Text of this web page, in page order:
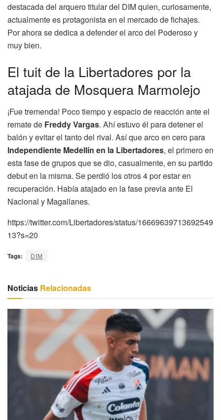
destacada del arquero titular del DIM quien, curiosamente,
actualmente es protagonista en el mercado de fichajes.
Por ahora se dedica a defender el arco del Poderoso y
muy bien.
El tuit de la Libertadores por la
atajada de Mosquera Marmolejo
¡Fue tremenda! Poco tiempo y espacio de reacción ante el
remate de Freddy Vargas. Ahí estuvo él para detener el
balón y evitar el tanto del rival. Así que arco en cero para
Independiente Medellín en la Libertadores, el primero en
esta fase de grupos que se dio, casualmente, en su partido
debut en la misma. Se perdió los otros 4 por estar en
recuperación. Había atajado en la fase previa ante El
Nacional y Magallanes.
https://twitter.com/Libertadores/status/16669639713692549
13?s=20
Tags: DIM
Noticias Relacionadas